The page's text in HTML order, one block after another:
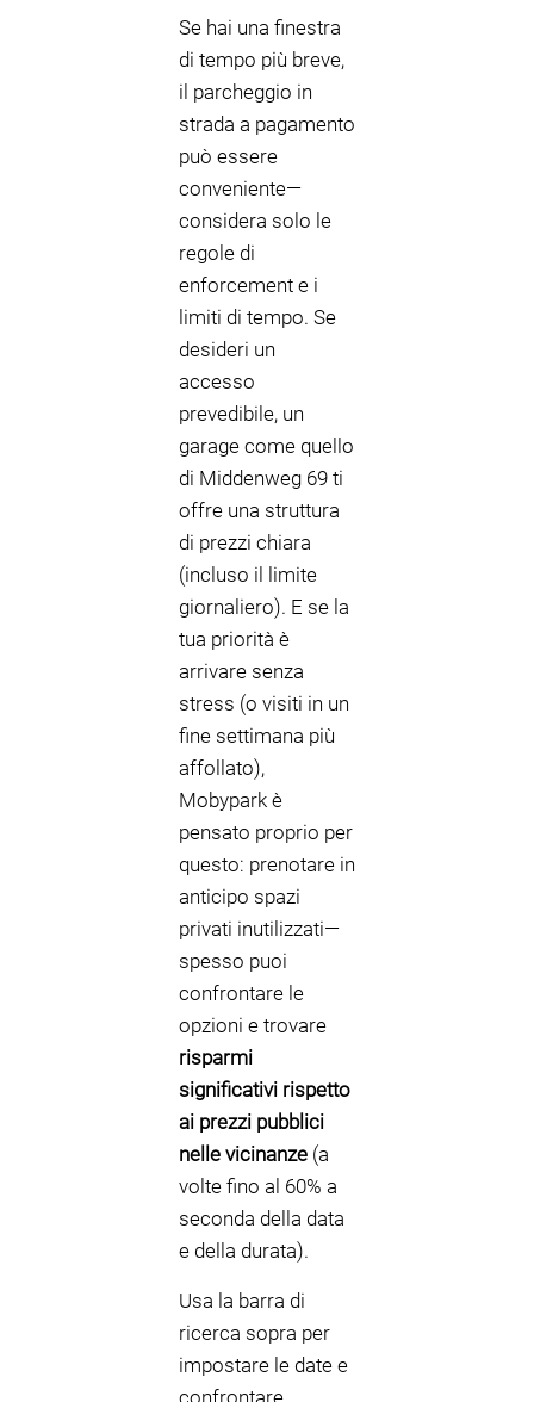
Se hai una finestra
di tempo più breve,
il parcheggio in
strada a pagamento
può essere
conveniente—
considera solo le
regole di
enforcement e i
limiti di tempo. Se
desideri un
accesso
prevedibile, un
garage come quello
di Middenweg 69 ti
offre una struttura
di prezzi chiara
(incluso il limite
giornaliero). E se la
tua priorità è
arrivare senza
stress (o visiti in un
fine settimana più
affollato),
Mobypark è
pensato proprio per
questo: prenotare in
anticipo spazi
privati inutilizzati—
spesso puoi
confrontare le
opzioni e trovare
risparmi
significativi rispetto
ai prezzi pubblici
nelle vicinanze (a
volte fino al 60% a
seconda della data
e della durata).
Usa la barra di
ricerca sopra per
impostare le date e